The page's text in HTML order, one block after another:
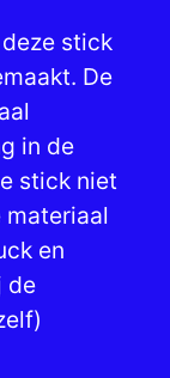
stick
De
in de
stick niet
en
de